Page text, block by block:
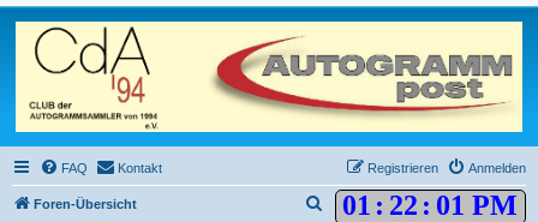
FAQ Kontakt Anmelden
Registrieren
Foren-Übersicht 01 : 22 : 01 PM